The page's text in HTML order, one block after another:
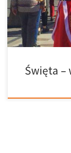
zamierzają zostać
impreza na […]
Święta –